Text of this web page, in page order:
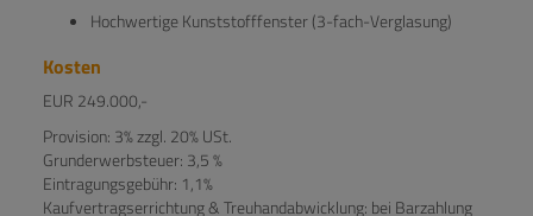
Hochwertige Kunststofffenster (3-fach-Verglasung)
Kosten
EUR 249.000,-
Provision: 3% zzgl. 20% USt.
Grunderwerbsteuer: 3,5 %
Eintragungsgebühr: 1,1%
Kaufvertragserrichtung & Treuhandabwicklung: bei Barzahlung